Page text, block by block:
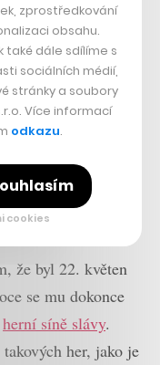
systémů
Jensen,
proto
než jedné
200 zemích
Antarktidě, a
mutacích.
že byl 22. květen
se mu dokonce
herní síně slávy.
her, jako je
zprostředkování
obsahu.
také dále sdílíme s
sociálních médií,
stránky a soubory
Více informací
odkazu.
cookies